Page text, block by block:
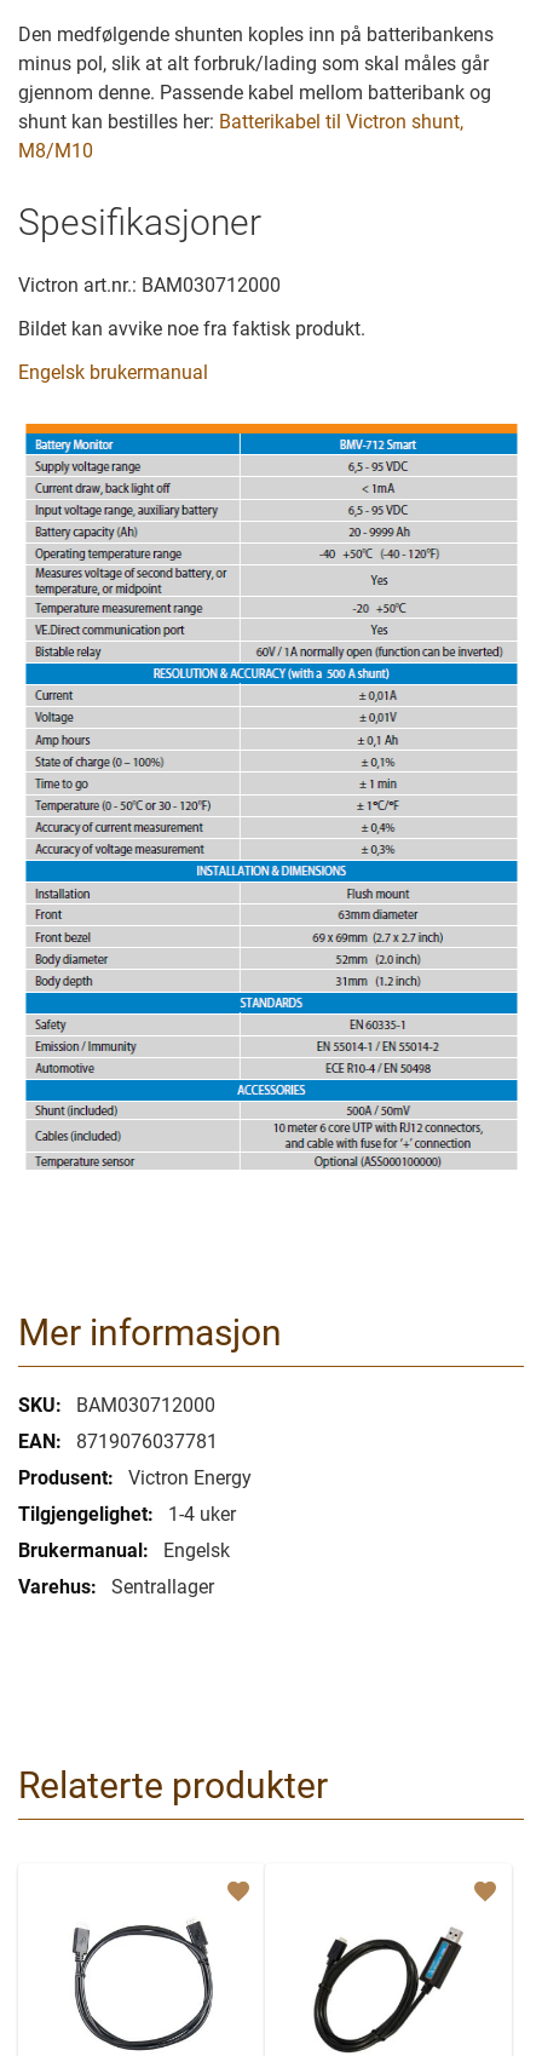
Den medfølgende shunten koples inn på batteribankens
minus pol, slik at alt forbruk/lading som skal måles går
gjennom denne. Passende kabel mellom batteribank og
shunt kan bestilles her: Batterikabel til Victron shunt,
M8/M10
Spesifikasjoner
Victron art.nr.: BAM030712000
Bildet kan avvike noe fra faktisk produkt.
Engelsk brukermanual
Mer informasjon
Mer
informasjon
BAM030712000
8719076037781
Victron Energy
1-4 uker
Engelsk
Sentrallager
Relaterte produkter